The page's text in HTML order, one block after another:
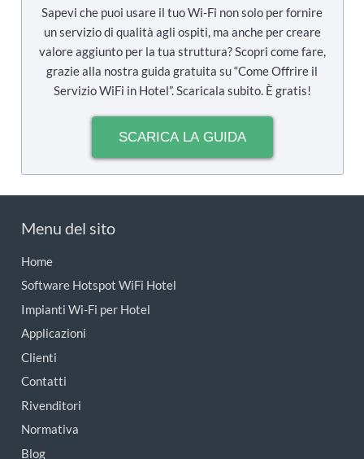
Sapevi che puoi usare il tuo Wi-Fi non solo per fornire
un servizio di qualità agli ospiti, ma anche per creare
valore aggiunto per la tua struttura? Scopri come fare,
grazie alla nostra guida gratuita su “Come Offrire il
Servizio WiFi in Hotel”. Scaricala subito. È gratis!
SCARICA LA GUIDA
Menu del sito
Home
Software Hotspot WiFi Hotel
Impianti Wi-Fi per Hotel
Applicazioni
Clienti
Contatti
Rivenditori
Normativa
Blog